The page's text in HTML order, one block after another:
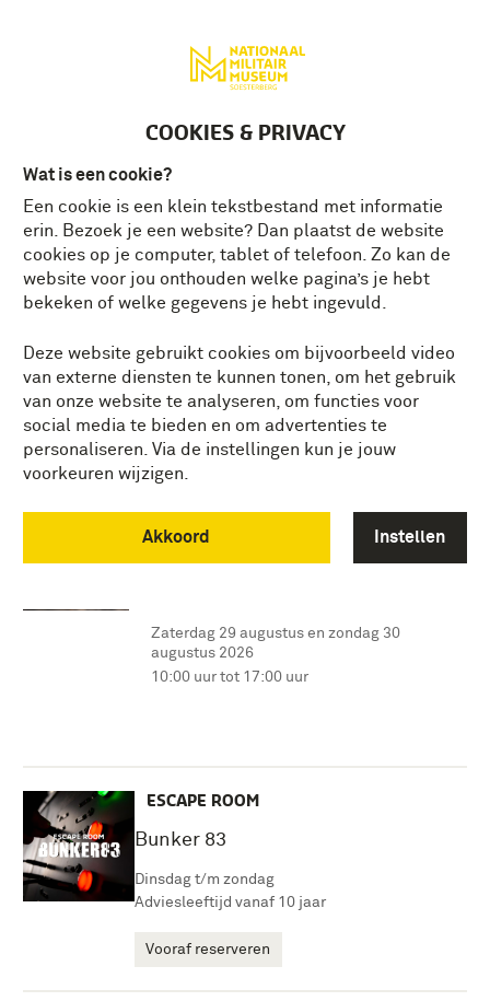
COOKIES & PRIVACY
Wat is een cookie?
Een cookie is een klein tekstbestand met informatie
erin. Bezoek je een website? Dan plaatst de website
cookies op je computer, tablet of telefoon. Zo kan de
website voor jou onthouden welke pagina’s je hebt
bekeken of welke gegevens je hebt ingevuld.
Deze website gebruikt cookies om bijvoorbeeld video
van externe diensten te kunnen tonen, om het gebruik
van onze website te analyseren, om functies voor
social media te bieden en om advertenties te
personaliseren. Via de instellingen kun je jouw
voorkeuren wijzigen.
Akkoord Instellen
SOME
HIDDEN
TITLE
HERE!
Alles Actie Beleving Demonstratie
Escape room Evenement Te zien
Zelf doen
Kies een datum
Soesterberg Zomeroffensief
Zaterdag 29 augustus en zondag 30
augustus 2026
10:00 uur tot 17:00 uur
ESCAPE ROOM
Bunker 83
Dinsdag t/m zondag
Adviesleeftijd vanaf 10 jaar
Vooraf reserveren